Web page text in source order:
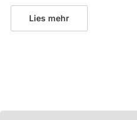
Lies mehr